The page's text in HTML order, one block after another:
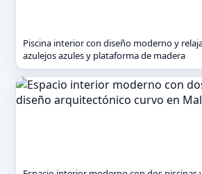
Piscina interior con diseño moderno y
azulejos azules y plataforma de madera